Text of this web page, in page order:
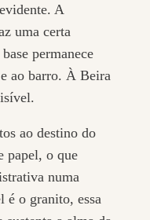
A
uma certa
permanece
ao barro. À Beira
ao destino do
papel, o que
numa
é o granito, essa